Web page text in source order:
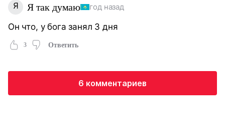
Я Я так думаю год назад
Он что, у бога занял 3 дня
3 Ответить
6 комментариев